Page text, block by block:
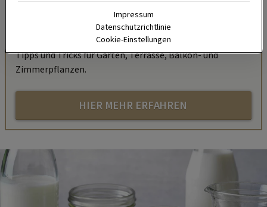
Nutzen Sie WhatsApp auf Ihrem Handy und lieben es, auf
dem Balkon, der Terrasse oder im Garten zu werkeln? In
unserem kostenlosen WhatsApp-Kanal finden Sie täglich
Tipps und Tricks für Garten, Terrasse, Balkon- und
Zimmerpflanzen.
HIER MEHR ERFAHREN
Impressum
Datenschutzrichtlinie
Cookie-Einstellungen